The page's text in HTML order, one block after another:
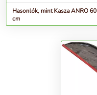
Hasonlók, mint Kasza ANRO 60
cm